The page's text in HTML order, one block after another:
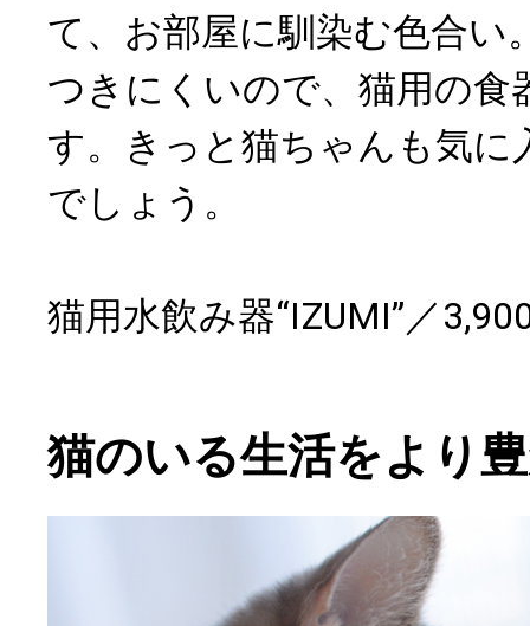
て、お部屋に馴染む色合い
つきにくいので、猫用の食
す。きっと猫ちゃんも気に
でしょう。
猫用水飲み器“IZUMI”／
猫のいる生活をより